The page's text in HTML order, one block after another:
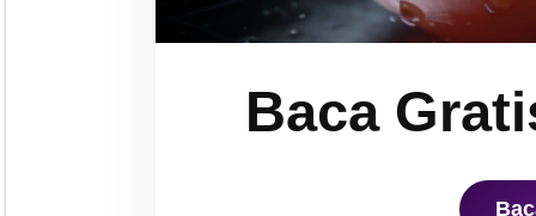
Baca